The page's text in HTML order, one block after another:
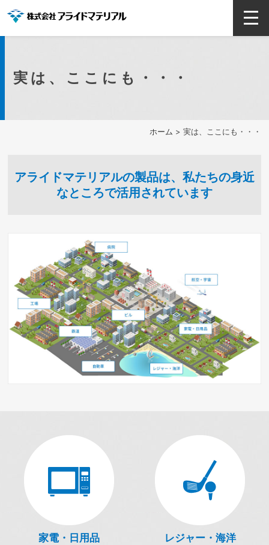
ホーム > 実は、ここにも・・・
実は、ここにも・・・
アライドマテリアルの製品は、私たちの身近
なところで活用されています
家電・日用品 レジャー・海洋